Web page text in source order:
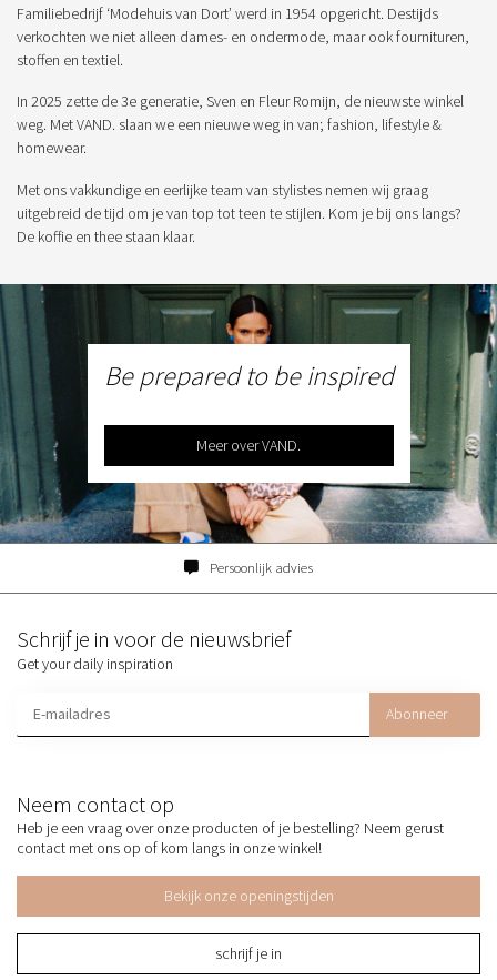
Familiebedrijf ‘Modehuis van Dort’ werd in 1954 opgericht. Destijds
verkochten we niet alleen dames- en ondermode, maar ook fournituren,
stoffen en textiel.
In 2025 zette de 3e generatie, Sven en Fleur Romijn, de nieuwste winkel
weg. Met VAND. slaan we een nieuwe weg in van; fashion, lifestyle &
homewear.
Met ons vakkundige en eerlijke team van stylistes nemen wij graag
uitgebreid de tijd om je van top tot teen te stijlen. Kom je bij ons langs?
De koffie en thee staan klaar.
Be prepared to be inspired
Meer over VAND.
Persoonlijk advies
Neem contact op
Heb je een vraag over onze producten of je bestelling? Neem gerust
contact met ons op of kom langs in onze winkel!
Bekijk onze openingstijden
schrijf je in
Schrijf je in voor de nieuwsbrief
Get your daily inspiration
Abonneer